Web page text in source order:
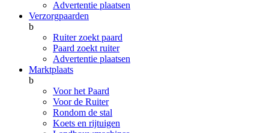
Advertentie plaatsen
Verzorgpaarden
b
Ruiter zoekt paard
Paard zoekt ruiter
Advertentie plaatsen
Marktplaats
b
Voor het Paard
Voor de Ruiter
Rondom de stal
Koets en rijtuigen